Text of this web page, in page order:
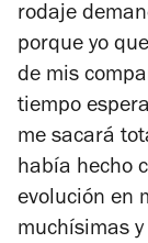
rodaje
porque yo
de mis
tiempo
me sacará
había hecho
evolución en
muchísimas